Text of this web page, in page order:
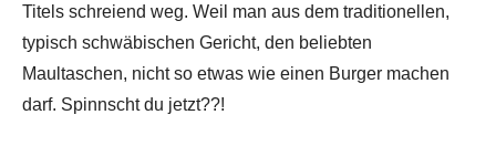
Titels schreiend weg. Weil man aus dem traditionellen,
typisch schwäbischen Gericht, den beliebten
Maultaschen, nicht so etwas wie einen Burger machen
darf. Spinnscht du jetzt??!